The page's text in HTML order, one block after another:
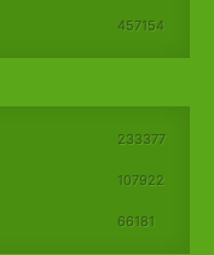
457154
233377
107922
66181